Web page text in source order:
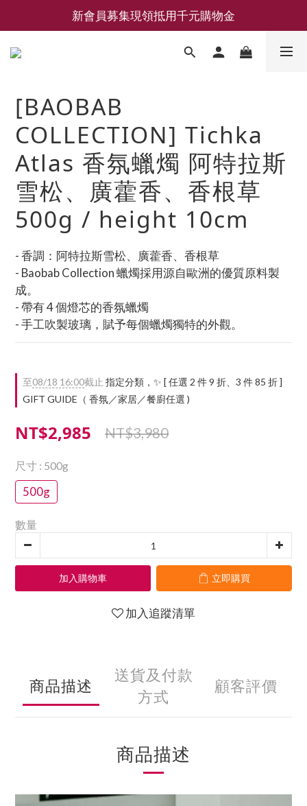
新會員募集現領抵用千元購物金
新會員募集現領抵用千元購物金
LEMAIRE 經典可頌包 NEW ARRIVAL
新會員募集現領抵用千元購物金
[BAOBAB
COLLECTION] Tichka
Atlas 香氛蠟燭 阿特拉斯
雪松、廣藿香、香根草
500g / height 10cm
- 香調：阿特拉斯雪松、廣藿香、香根草
- Baobab Collection 蠟燭採用源自歐洲的優質原料製
成。
- 帶有 4 個燈芯的香氛蠟燭
- 手工吹製玻璃，賦予每個蠟燭獨特的外觀。
至08/18 16:00截止 指定分類，✨ [ 任選 2 件 9 折、3 件 85 折 ]
GIFT GUIDE（ 香氛／家居／餐廚任選 )
NT$2,985 NT$3,980
尺寸 : 500g
500g
數量
加入購物車 立即購買
加入追蹤清單
商品描述
送貨及付款
方式
顧客評價
商品描述